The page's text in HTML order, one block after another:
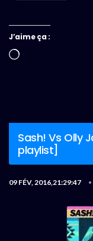
J’aime ça :
Chargement…
Sash! Vs Olly
playlist]
09 FÉV, 2016,21:29:47 •